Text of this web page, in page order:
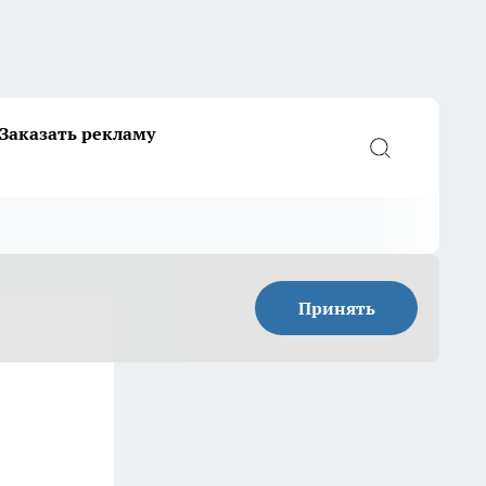
Заказать рекламу
Принять